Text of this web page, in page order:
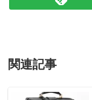
関連記事